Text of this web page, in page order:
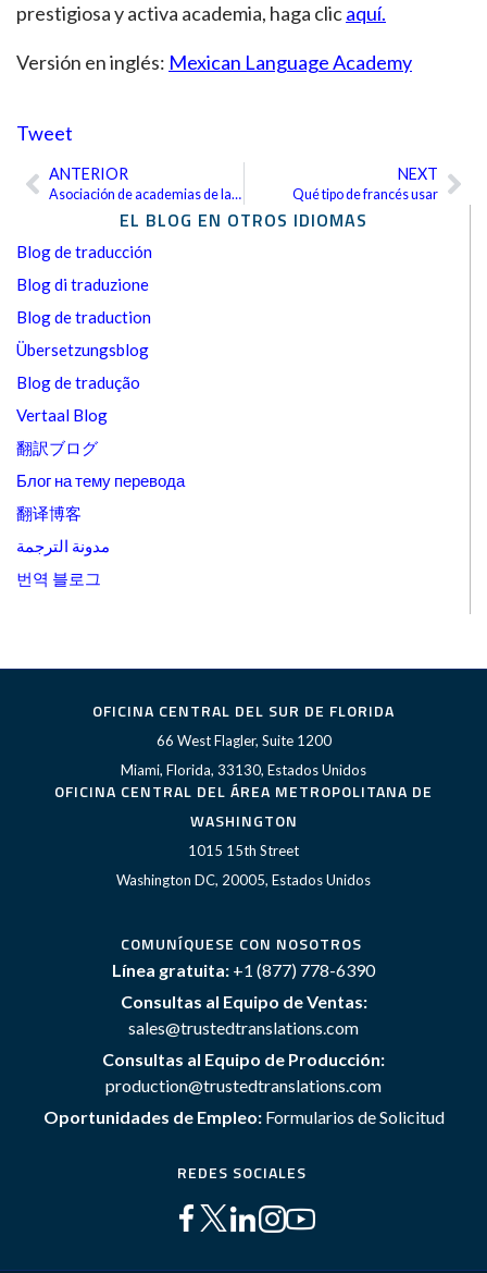
EL BLOG EN OTROS IDIOMAS
Blog de traducción
Blog di traduzione
Blog de traduction
Übersetzungsblog
Blog de tradução
Vertaal Blog
翻訳ブログ
Блог на тему перевода
翻译博客
مدونة الترجمة
번역 블로그
prestigiosa y activa academia, haga clicaquí.
Versión en inglés: Mexican Language Academy
Tweet
AntANTERIOR
Asociación de academias de la lengua española
NEXT
Qué tipo de francés usar
OFICINA CENTRAL DEL SUR DE FLORIDA
66 West Flagler, Suite 1200
Miami, Florida, 33130, Estados Unidos
OFICINA CENTRAL DEL ÁREA METROPOLITANA DE
WASHINGTON
1015 15th Street
Washington DC, 20005, Estados Unidos
COMUNÍQUESE CON NOSOTROS
Línea gratuita: +1 (877) 778-6390
Consultas al Equipo de Ventas:
sales@trustedtranslations.com
Consultas al Equipo de Producción:
production@trustedtranslations.com
Oportunidades de Empleo: Formularios de Solicitud
REDES SOCIALES